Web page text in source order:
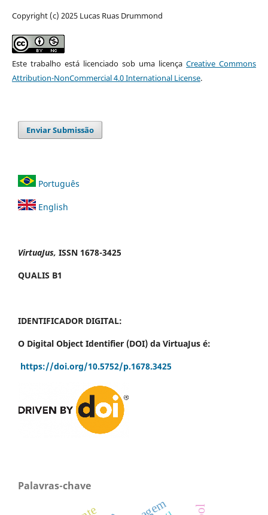
Copyright (c) 2025 Lucas Ruas Drummond
Este trabalho está licenciado sob uma licençaCreative Commons
Attribution-NonCommercial 4.0 International License.
Enviar Submissão
Português
English
VirtuaJus, ISSN 1678-3425
QUALIS B1
IDENTIFICADOR DIGITAL:
O Digital Object Identifier (DOI) da VirtuaJus é:
https://doi.org/10.5752/p.1678.3425
Palavras-chave